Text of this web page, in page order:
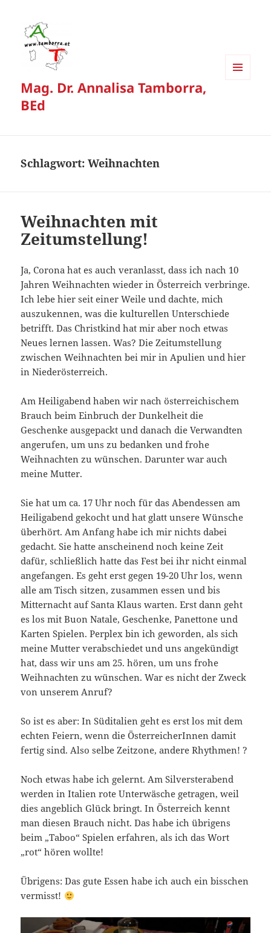
Mag. Dr. Annalisa Tamborra,
BEd
Schlagwort:Weihnachten
Weihnachten mit
Zeitumstellung!
Ja, Corona hat es auch veranlasst, dass ich nach 10
Jahren Weihnachten wieder in Österreich verbringe.
Ich lebe hier seit einer Weile und dachte, mich
auszukennen, was die kulturellen Unterschiede
betrifft. Das Christkind hat mir aber noch etwas
Neues lernen lassen. Was? Die Zeitumstellung
zwischen Weihnachten bei mir in Apulien und hier
in Niederösterreich.
Am Heiligabend haben wir nach österreichischem
Brauch beim Einbruch der Dunkelheit die
Geschenke ausgepackt und danach die Verwandten
angerufen, um uns zu bedanken und frohe
Weihnachten zu wünschen. Darunter war auch
meine Mutter.
Sie hat um ca. 17 Uhr noch für das Abendessen am
Heiligabend gekocht und hat glatt unsere Wünsche
überhört. Am Anfang habe ich mir nichts dabei
gedacht. Sie hatte anscheinend noch keine Zeit
dafür, schließlich hatte das Fest bei ihr nicht einmal
angefangen. Es geht erst gegen 19-20 Uhr los, wenn
alle am Tisch sitzen, zusammen essen und bis
Mitternacht auf Santa Klaus warten. Erst dann geht
es los mit Buon Natale, Geschenke, Panettone und
Karten Spielen. Perplex bin ich geworden, als sich
meine Mutter verabschiedet und uns angekündigt
hat, dass wir uns am 25. hören, um uns frohe
Weihnachten zu wünschen. War es nicht der Zweck
von unserem Anruf?
So ist es aber: In Süditalien geht es erst los mit dem
echten Feiern, wenn die ÖsterreicherInnen damit
fertig sind. Also selbe Zeitzone, andere Rhythmen! ?
Noch etwas habe ich gelernt. Am Silversterabend
werden in Italien rote Unterwäsche getragen, weil
dies angeblich Glück bringt. In Österreich kennt
man diesen Brauch nicht. Das habe ich übrigens
beim „Taboo“ Spielen erfahren, als ich das Wort
„rot“ hören wollte!
Übrigens: Das gute Essen habe ich auch ein bisschen
vermisst!